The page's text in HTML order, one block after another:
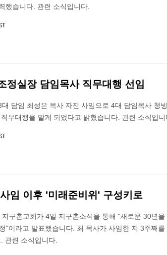
했습니다. 관련 소식입니다.
정실장 담임목사 직무대행 선임
담임 최성은 목사 자진 사임으로 4대 담임목사 청
무대행을 맡게 되었다고 밝혔습니다. 관련 소식입니
임 이후 '미래준비위' 구성키로
구촌교회가 4일 지구촌소식을 통해 "새로운 30년을
"이라고 발표했습니다. 최 목사가 사임한 지 3주째를
관련 소식입니다.